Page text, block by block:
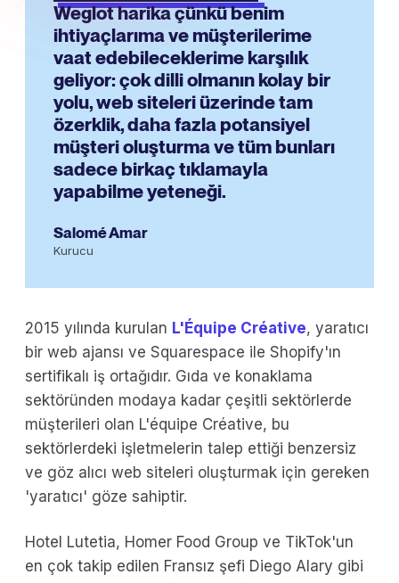
Weglot harika çünkü benim
ihtiyaçlarıma ve müşterilerime
vaat edebileceklerime karşılık
geliyor: çok dilli olmanın kolay bir
yolu, web siteleri üzerinde tam
özerklik, daha fazla potansiyel
müşteri oluşturma ve tüm bunları
sadece birkaç tıklamayla
yapabilme yeteneği.
Salomé Amar
Kurucu
2015 yılında kurulan L'Équipe Créative, yaratıcı
bir web ajansı ve Squarespace ile Shopify'ın
sertifikalı iş ortağıdır. Gıda ve konaklama
sektöründen modaya kadar çeşitli sektörlerde
müşterileri olan L'équipe Créative, bu
sektörlerdeki işletmelerin talep ettiği benzersiz
ve göz alıcı web siteleri oluşturmak için gereken
'yaratıcı' göze sahiptir.
Hotel Lutetia, Homer Food Group ve TikTok'un
en çok takip edilen Fransız şefi Diego Alary gibi